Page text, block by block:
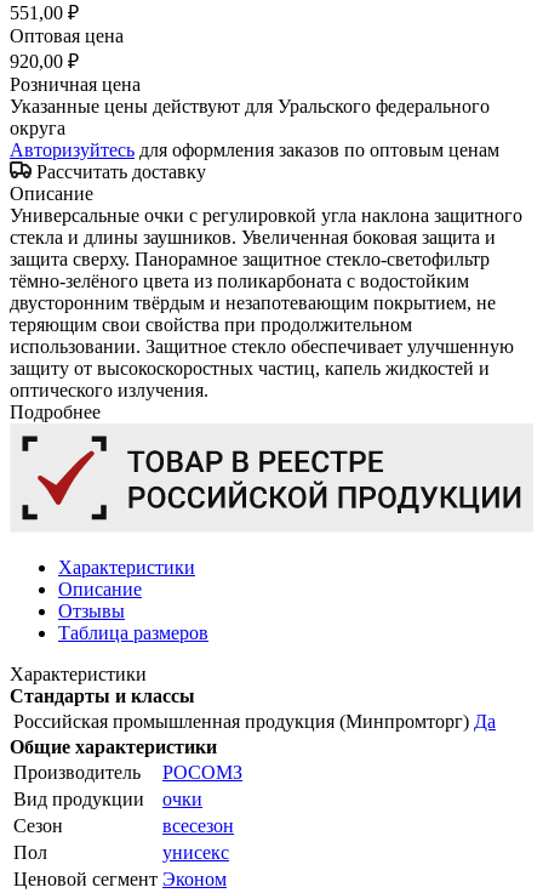
551,00 ₽
Оптовая цена
920,00 ₽
Розничная цена
Указанные цены действуют для Уральского федерального
округа
Авторизуйтесь для оформления заказов по оптовым ценам
Рассчитать доставку
Описание
Универсальные очки с регулировкой угла наклона защитного
стекла и длины заушников. Увеличенная боковая защита и
защита сверху. Панорамное защитное стекло-светофильтр
тёмно-зелёного цвета из поликарбоната с водостойким
двусторонним твёрдым и незапотевающим покрытием, не
теряющим свои свойства при продолжительном
использовании. Защитное стекло обеспечивает улучшенную
защиту от высокоскоростных частиц, капель жидкостей и
оптического излучения.
Подробнее
Характеристики
Описание
Отзывы
Таблица размеров
Характеристики
Стандарты и классы
Российская промышленная продукция (Минпромторг) Да
Общие характеристики
Производитель
РОСОМЗ
Вид продукции
очки
Сезон
всесезон
Пол
унисекс
Ценовой сегмент Эконом